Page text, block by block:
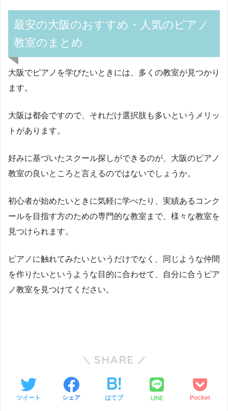
最安の大阪のおすすめ・人気のピアノ
教室のまとめ
大阪でピアノを学びたいときには、多くの教室が見つかり
ます。
大阪は都会ですので、それだけ選択肢も多いというメリッ
トがあります。
好みに基づいたスクール探しができるのが、大阪のピアノ
教室の良いところと言えるのではないでしょうか。
初心者が始めたいときに気軽に学べたり、実績あるコンク
ールを目指す方のための専門的な教室まで、様々な教室を
見つけられます。
ピアノに触れてみたいというだけでなく、同じような仲間
を作りたいというような目的に合わせて、自分に合うピア
ノ教室を見つけてください。
SHARE
ツイート シェア はてブ LINE Pocket